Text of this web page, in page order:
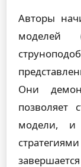
Авторы
моделей
Они
позволяет
модели, и